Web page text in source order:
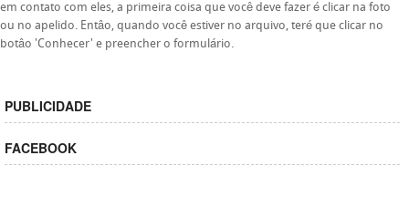
em contato com eles, a primeira coisa que você deve fazer é clicar na foto
ou no apelido. Entâo, quando você estiver no arquivo, teré que clicar no
botâo 'Conhecer' e preencher o formulário.
PUBLICIDADE
FACEBOOK